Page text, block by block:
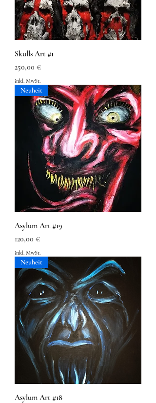
Skulls Art #1
Preis
250,00 €
inkl. MwSt.
Neuheit
Asylum Art #19
Preis
120,00 €
inkl. MwSt.
Neuheit
Asylum Art #18